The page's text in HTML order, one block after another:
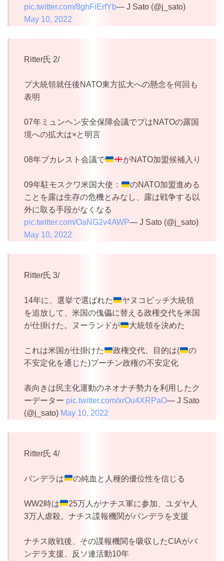
pic.twitter.com/8ghFiErfYb— J Sato (@j_sato)
May 10, 2022
Ritter氏 2/
プ大統領就任後NATO東方拡大への懸念を何回も
表明
07年ミュンヘン安全保障会議でプはNATOの露国
境への拡大は×と明言
08年ブカレスト会議で がNATO加盟候補入り
09年駐モスクワ米国大使：
のNATO加盟進める
ことを露は生存の危機とみなし、露は戦争する以
外に取る手段がなくなる
pic.twitter.com/OaNG2v4AWP— J Sato (@j_sato)
May 10, 2022
Ritter氏 3/
14年に、選挙で選ばれた
ヤヌコビッチ大統領
を追放して、米国の傀儡に替える政権交代を米国
が仕掛けた。ヌーランドが
大統領を決めた
これは米国が仕掛けた 政権交代、目的は(
の
不安定化を通じた)プーチン政権の不安定化
表向きは民主化運動のネオナチ勢力を利用したク
ーデーター pic.twitter.com/xrOu4XRPaO— J Sato
(@j_sato) May 10, 2022
Ritter氏 4/
バンデラは の純血と人種的優位性を信じる
WW2時は
25万人がナチス軍に参加、ユダヤ人
3万人虐殺。ナチス諜報機関がバンデラを支援
ナチス敗戦後、その諜報機関を吸収したCIAがバ
ンデラ支援、反ソ連活動10年